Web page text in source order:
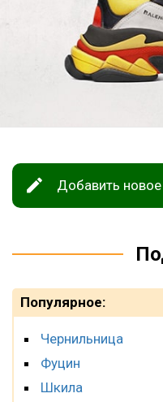
Добавить
Популярное:
Чернильница
Фуцин
Шкила